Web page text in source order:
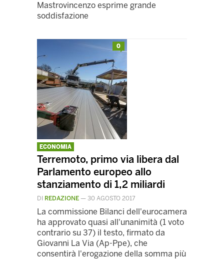
Mastrovincenzo esprime grande
soddisfazione
0
ECONOMIA
Terremoto, primo via libera dal
Parlamento europeo allo
stanziamento di 1,2 miliardi
DI REDAZIONE — 30 AGOSTO 2017
La commissione Bilanci dell'eurocamera
ha approvato quasi all'unanimità (1 voto
contrario su 37) il testo, firmato da
Giovanni La Via (Ap-Ppe), che
consentirà l'erogazione della somma più